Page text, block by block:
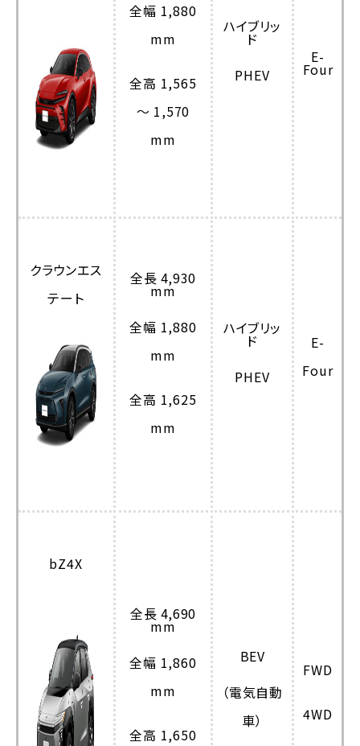
全幅 1,880
mm
全高 1,565
～ 1,570
mm
ハイブリッ
ド
PHEV
E-
Four
クラウンエス
テート
全長 4,930
mm
全幅 1,880
mm
全高 1,625
mm
ハイブリッ
ド
PHEV
E-
Four
bZ4X
全長 4,690
mm
全幅 1,860
mm
全高 1,650
BEV
（電気自動
車）
FWD
4WD